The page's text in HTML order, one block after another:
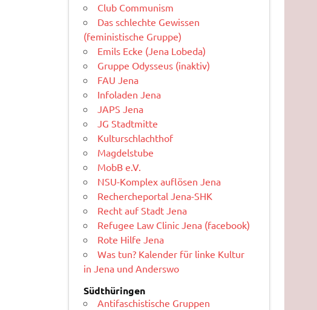
Club Communism
Das schlechte Gewissen
(feministische Gruppe)
Emils Ecke (Jena Lobeda)
Gruppe Odysseus (inaktiv)
FAU Jena
Infoladen Jena
JAPS Jena
JG Stadtmitte
Kulturschlachthof
Magdelstube
MobB e.V.
NSU-Komplex auflösen Jena
Rechercheportal Jena-SHK
Recht auf Stadt Jena
Refugee Law Clinic Jena (facebook)
Rote Hilfe Jena
Was tun? Kalender für linke Kultur
in Jena und Anderswo
Südthüringen
Antifaschistische Gruppen